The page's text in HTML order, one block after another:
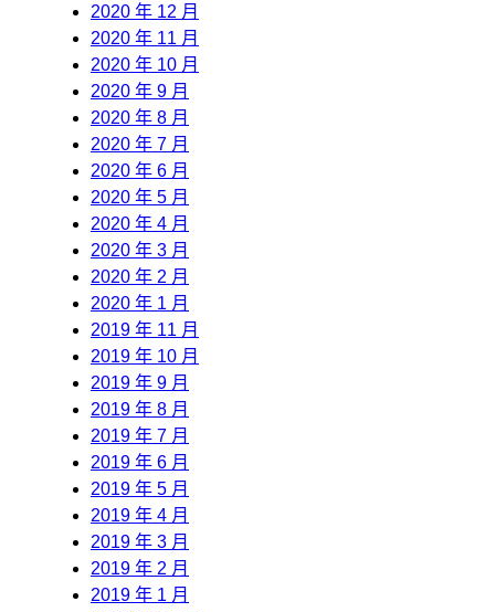
2020 年 12 月
2020 年 11 月
2020 年 10 月
2020 年 9 月
2020 年 8 月
2020 年 7 月
2020 年 6 月
2020 年 5 月
2020 年 4 月
2020 年 3 月
2020 年 2 月
2020 年 1 月
2019 年 11 月
2019 年 10 月
2019 年 9 月
2019 年 8 月
2019 年 7 月
2019 年 6 月
2019 年 5 月
2019 年 4 月
2019 年 3 月
2019 年 2 月
2019 年 1 月